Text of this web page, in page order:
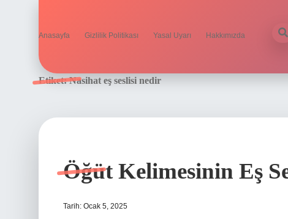
Anasayfa Gizlilik Politikası Yasal Uyarı Hakkımızda
Etiket:Nasihat eş seslisi nedir
Öğüt Kelimesinin Eş
Tarih: Ocak 5, 2025